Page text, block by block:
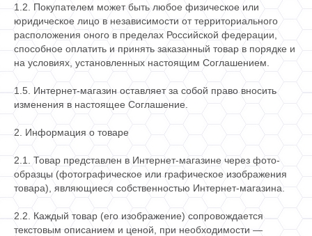
1.2. Покупателем может быть любое физическое или
юридическое лицо в независимости от территориального
расположения оного в пределах Российской федерации,
способное оплатить и принять заказанный товар в порядке и
на условиях, установленных настоящим Соглашением.
1.5. Интернет-магазин оставляет за собой право вносить
изменения в настоящее Соглашение.
2. Информация о товаре
2.1. Товар представлен в Интернет-магазине через фото-
образцы (фотографическое или графическое изображения
товара), являющиеся собственностью Интернет-магазина.
2.2. Каждый товар (его изображение) сопровождается
текстовым описанием и ценой, при необходимости —